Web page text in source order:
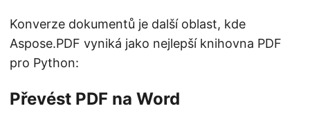
Konverze dokumentů je další oblast, kde
Aspose.PDF vyniká jako nejlepší knihovna PDF
pro Python:
Převést PDF na Word